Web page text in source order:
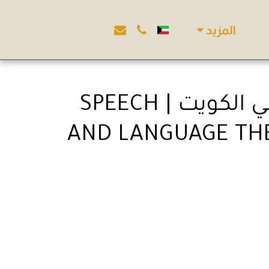
المزيد
وظيفة أخصائي نطق وتخاطب وتعديل سلوك في الكويت | SPEECH
AND LANGUAGE